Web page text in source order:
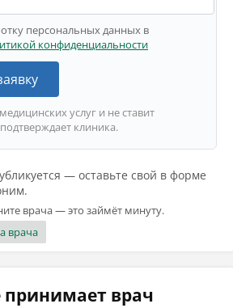
персональных данных в
конфиденциальности
услуг и не ставит
клиника.
— оставьте свой в форме
врача — это займёт минуту.
врача
врач